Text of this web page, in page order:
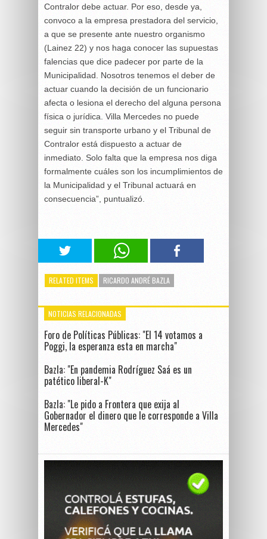
Contralor debe actuar. Por eso, desde ya,
convoco a la empresa prestadora del servicio,
a que se presente ante nuestro organismo
(Lainez 22) y nos haga conocer las supuestas
falencias que dice padecer por parte de la
Municipalidad. Nosotros tenemos el deber de
actuar cuando la decisión de un funcionario
afecta o lesiona el derecho del alguna persona
física o jurídica. Villa Mercedes no puede
seguir sin transporte urbano y el Tribunal de
Contralor está dispuesto a actuar de
inmediato. Solo falta que la empresa nos diga
formalmente cuáles son los incumplimientos de
la Municipalidad y el Tribunal actuará en
consecuencia”, puntualizó.
RELATED ITEMS RICARDO ANDRÉ BAZLA
NOTICIAS RELACIONADAS
Foro de Políticas Públicas: "El 14 votamos a
Poggi, la esperanza esta en marcha"
Bazla: "En pandemia Rodríguez Saá es un
patético liberal-K"
Bazla: "Le pido a Frontera que exija al
Gobernador el dinero que le corresponde a Villa
Mercedes"